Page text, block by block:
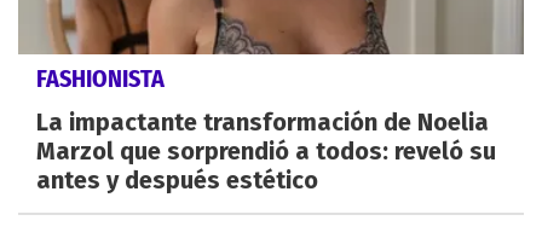
FASHIONISTA
La impactante transformación de Noelia
Marzol que sorprendió a todos: reveló su
antes y después estético